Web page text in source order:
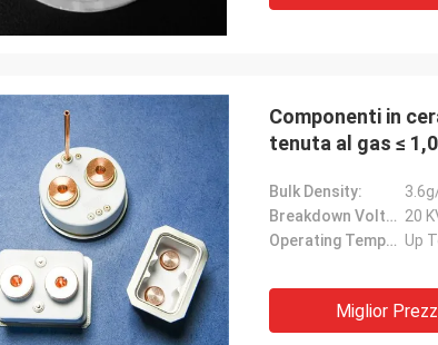
Componenti in
tenuta al gas ≤
Bulk Density:
Breakdown Voltage: 20
Operating Temperature: Up
Miglior